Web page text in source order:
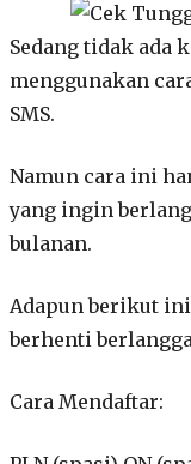
Sedang tidak ada
menggunakan
SMS.
Namun cara ini
yang ingin
bulanan.
Adapun berikut
berhenti
Cara Mendaftar: